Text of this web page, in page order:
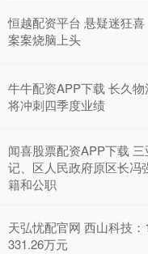
恒越配资平台 悬疑迷狂喜
案案烧脑上头
牛牛配资APP下载 长久
将冲刺四季度业绩
闻喜股票配资APP下载
记、区人民政府原区长冯
籍和公职
天弘忧配官网 西山科技
331.26万元